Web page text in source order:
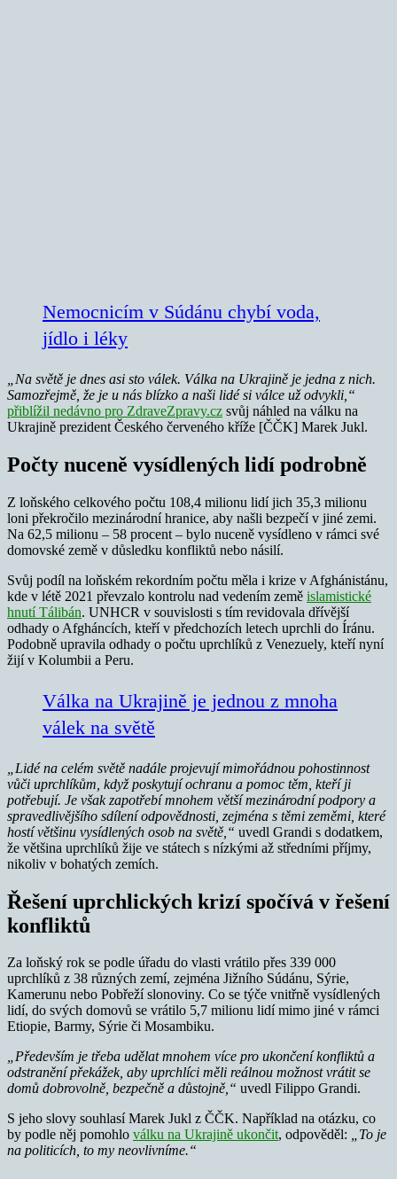
Nemocnicím v Súdánu chybí voda,
jídlo i léky
„Na světě je dnes asi sto válek. Válka na Ukrajině je jedna z nich.
Samozřejmě, že je u nás blízko a naši lidé si válce už odvykli,“
přiblížil nedávno pro ZdraveZpravy.cz svůj náhled na válku na
Ukrajině prezident Českého červeného kříže [ČČK] Marek Jukl.
Počty nuceně vysídlených lidí podrobně
Z loňského celkového počtu 108,4 milionu lidí jich 35,3 milionu
loni překročilo mezinárodní hranice, aby našli bezpečí v jiné zemi.
Na 62,5 milionu – 58 procent – bylo nuceně vysídleno v rámci své
domovské země v důsledku konfliktů nebo násilí.
Svůj podíl na loňském rekordním počtu měla i krize v Afghánistánu,
kde v létě 2021 převzalo kontrolu nad vedením země islamistické
hnutí Tálibán. UNHCR v souvislosti s tím revidovala dřívější
odhady o Afgháncích, kteří v předchozích letech uprchli do Íránu.
Podobně upravila odhady o počtu uprchlíků z Venezuely, kteří nyní
žijí v Kolumbii a Peru.
Válka na Ukrajině je jednou z mnoha
válek na světě
„Lidé na celém světě nadále projevují mimořádnou pohostinnost
vůči uprchlíkům, když poskytují ochranu a pomoc těm, kteří ji
potřebují. Je však zapotřebí mnohem větší mezinárodní podpory a
spravedlivějšího sdílení odpovědnosti, zejména s těmi zeměmi, které
hostí většinu vysídlených osob na světě,“ uvedl Grandi s dodatkem,
že většina uprchlíků žije ve státech s nízkými až středními příjmy,
nikoliv v bohatých zemích.
Řešení uprchlických krizí spočívá v řešení
konfliktů
Za loňský rok se podle úřadu do vlasti vrátilo přes 339 000
uprchlíků z 38 různých zemí, zejména Jižního Súdánu, Sýrie,
Kamerunu nebo Pobřeží slonoviny. Co se týče vnitřně vysídlených
lidí, do svých domovů se vrátilo 5,7 milionu lidí mimo jiné v rámci
Etiopie, Barmy, Sýrie či Mosambiku.
„Především je třeba udělat mnohem více pro ukončení konfliktů a
odstranění překážek, aby uprchlíci měli reálnou možnost vrátit se
domů dobrovolně, bezpečně a důstojně,“ uvedl Filippo Grandi.
S jeho slovy souhlasí Marek Jukl z ČČK. Například na otázku, co
by podle něj pomohlo válku na Ukrajině ukončit, odpověděl: „To je
na politicích, to my neovlivníme.“